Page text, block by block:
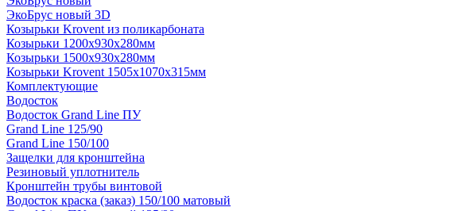
ЭкоБрус новый 3D
Козырьки Krovent из поликарбоната
Козырьки 1200х930х280мм
Козырьки 1500х930х280мм
Козырьки Krovent 1505х1070х315мм
Комплектующие
Водосток
Водосток Grand Line ПУ
Grand Line 125/90
Grand Line 150/100
Защелки для кронштейна
Резиновый уплотнитель
Кронштейн трубы винтовой
Водосток краска (заказ) 150/100 матовый